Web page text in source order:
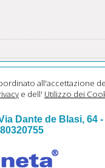
all'accettazione
e dell' Utilizzo dei
Dante de Blasi, 64 -